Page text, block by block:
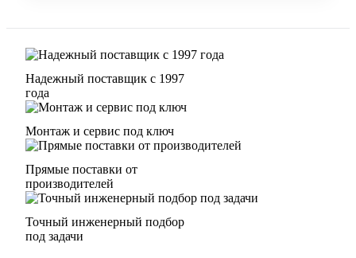
Надежный поставщик с 1997
года
Монтаж и сервис под ключ
Прямые поставки от
производителей
Точный инженерный подбор
под задачи